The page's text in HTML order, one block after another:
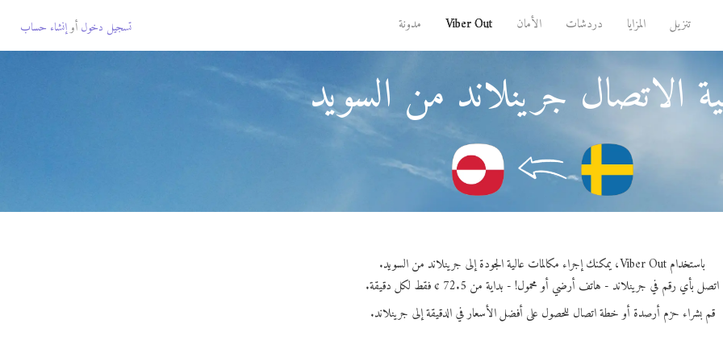
تنزيل المزايا دردشات الأمان Viber Out مدونة تسجيل دخول أوإنشاء حساب
الاتصال جرينلاند من السويد
باستخدام Viber Out، يمكنك إجراء مكالمات عالية الجودة إلى جرينلاند من السويد.
اتصل بأي رقم في جرينلاند - هاتف أرضي أو محمول! - بداية من 72.5 ¢ فقط لكل دقيقة.
قم بشراء حزم أرصدة أو خطة اتصال للحصول على أفضل الأسعار في الدقيقة إلى جرينلاند.